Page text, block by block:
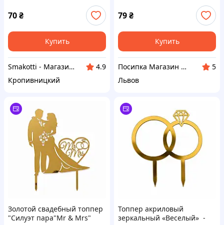
70₴
Купить
Smakotti - Магазин кондитерских ингредиентов
4.9
Кропивницкий
79₴
Купить
Посипка Магазин декору тортиків
5
Львов
Золотой свадебный топпер
"Силуэт пара"Mr & Mrs"
Топпер акриловый
зеркальный «Веселый» -